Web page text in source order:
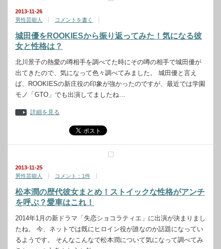
2013-11-26
男性芸能人
コメントを書く
城田優をROOKIESから振り返ってみた！気になる彼
女と性格は？
北川景子の熱愛の噂相手を調べてた時にその噂の相手で城田優が
出てきたので、気になって色々調べてみました。 城田優と言え
ば、ROOKIESの新庄役の印象が強かったのですが、最近では学園
モノ「GTO」でも出演してましたね…
詳細を見る
2013-11-25
男性芸能人
コメント：1件
松本潤の歴代彼女まとめ！ストイックな性格がアンチ
を呼ぶ？愛車はこれ！
2014年1月の新ドラマ「失恋ショコラティエ」に出演が決まりまし
たね。 今、ネットでは既にヒロイン役が誰なのか話題になってい
るようです。 そんなこんなで松本潤について気になって調べてみ